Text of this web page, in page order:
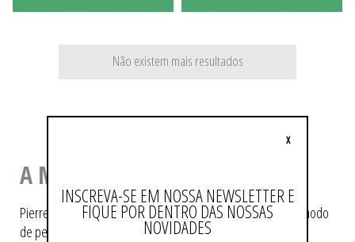
Não existem mais resultados
A MODA COMO ESTILO DE VIDA
Pierre Cardin ajudou a tecer a história da moda, pioneiro no modo
de pensá-la e de reproduzi-la.
INSCREVA-SE EM NOSSA NEWSLETTER E
FIQUE POR DENTRO DAS NOSSAS
NOVIDADES
X